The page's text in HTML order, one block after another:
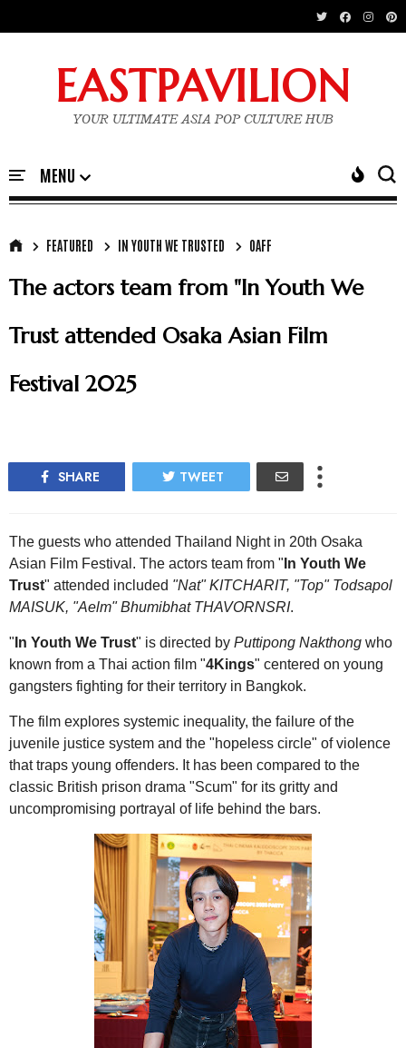
EASTPAVILION
YOUR ULTIMATE ASIA POP CULTURE HUB
FEATURED IN YOUTH WE TRUSTED OAFF
The actors team from "In Youth We
Trust attended Osaka Asian Film
Festival 2025
SHARE TWEET
The guests who attended Thailand Night in 20th Osaka
Asian Film Festival. The actors team from " In Youth We
Trust" attended included "Nat" KITCHARIT, "Top" Todsapol
MAISUK, "Aelm" Bhumibhat THAVORNSRI.
" In Youth We Trust" is directed by Puttipong Nakthong who
known from a Thai action film "4Kings" centered on young
gangsters fighting for their territory in Bangkok.
The film explores systemic inequality, the failure of the
juvenile justice system and the "hopeless circle" of violence
that traps young offenders. It has been compared to the
classic British prison drama "Scum" for its gritty and
uncompromising portrayal of life behind the bars.